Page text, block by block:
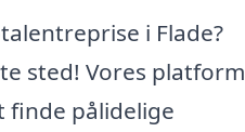
i Flade?
sted! Vores platform
finde pålidelige